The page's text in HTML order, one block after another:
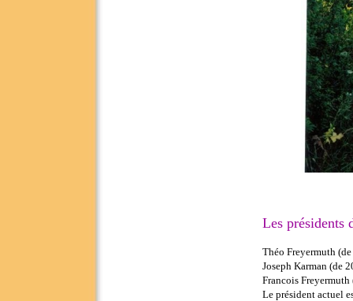
Les présidents
Théo Freyermuth
Joseph Karman (de
Francois
Le président actuel